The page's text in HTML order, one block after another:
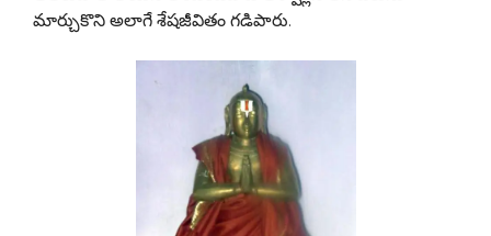
మార్చుకొని అలాగే శేషజీవితం గడిపారు.